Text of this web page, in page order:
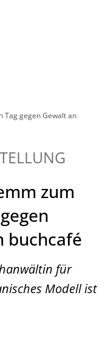
Tag gegen Gewalt an
zum
buchcafé
für
Modell ist